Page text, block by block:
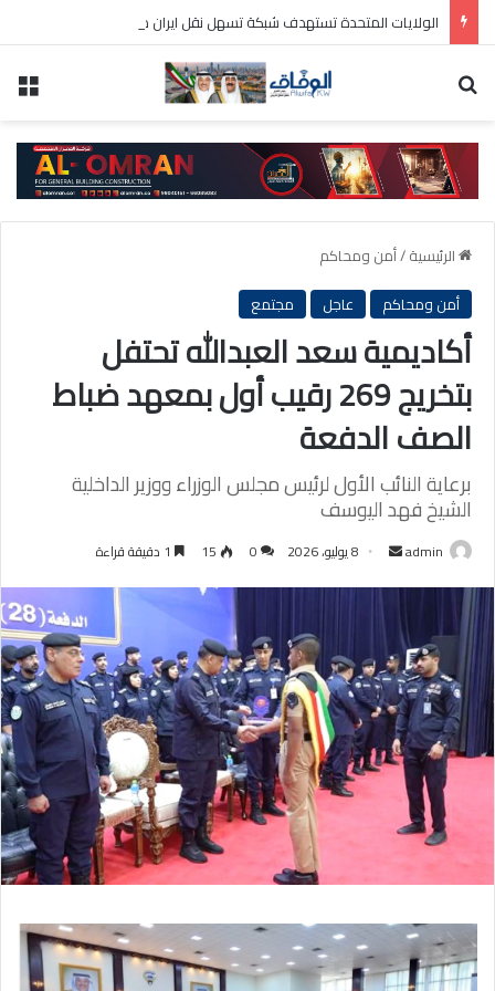
الرئيسية/أمن ومحاكم
أمن ومحاكم
عاجل مجتمع
أكاديمية سعد العبدالله تحتفل
بتخريج 269 رقيب أول بمعهد ضباط
الصف الدفعة
برعاية النائب الأول لرئيس مجلس الوزراء ووزير الداخلية
الشيخ فهد اليوسف
admin
أرسل 8 يوليو، 2026 0
15